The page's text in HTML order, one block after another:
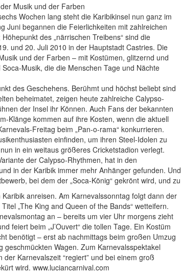
Musik und der Farben
Wochen lang steht die Karibikinsel nun ganz im
Juni begannen die Feierlichkeiten mit zahlreichen
des „närrischen Treibens“ sind die
und 20. Juli 2010 in der Hauptstadt Castries. Die
und der Farben – mit Kostümen, glitzernd und
Musik, die die Menschen Tage und Nächte
des Geschehens. Berühmt und höchst beliebt sind
beheimatet, zeigen heute zahlreiche Calypso-
der Insel ihr Können. Auch Fans der bekannten
Klänge kommen auf ihre Kosten, wenn die aktuell
Freitag beim „Pan-o-rama“ konkurrieren.
einfinden, um ihren Steel-Idolen zu
in ein weitaus größeres Cricketstadion verlegt.
der Calypso-Rhythmen, hat in den
in der Karibik immer mehr Anhänger gefunden. Und
bei dem der „Soca-König“ gekrönt wird, und zu
anreisen. Am Karnevalssonntag folgt dann der
„The King and Queen of the Bands“ wetteifern.
an – bereits um vier Uhr morgens zieht
feiert beim „J’Ouvert“ die tollen Tage. Ein Kostüm
benötigt – erst ab nachmittags beim großen Umzug
geschmückten Wagen. Zum Karnevalsspektakel
Karnevalszeit “regiert” und bei einem groß
wird. www.luciancarnival.com